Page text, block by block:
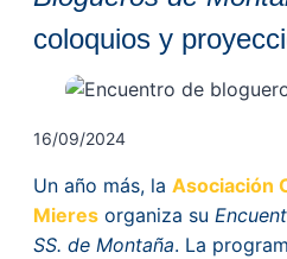
coloquios y
16/09/2024
Un año más, la Asociación
Mieres organiza su
SS. de Montaña. La